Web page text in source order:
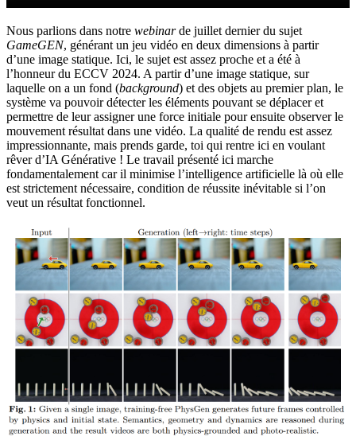
Nous parlions dans notre webinarde juillet dernier du sujet
GameGEN, générant un jeu vidéo en deux dimensions à partir
d’une image statique. Ici, le sujet est assez proche et a été à
l’honneur du ECCV 2024. A partir d’une image statique, sur
laquelle on a un fond (background) et des objets au premier plan, le
système va pouvoir détecter les éléments pouvant se déplacer et
permettre de leur assigner une force initiale pour ensuite observer le
mouvement résultat dans une vidéo. La qualité de rendu est assez
impressionnante, mais prends garde, toi qui rentre ici en voulant
rêver d’IA Générative ! Le travail présenté ici marche
fondamentalement car il minimise l’intelligence artificielle là où elle
est strictement nécessaire, condition de réussite inévitable si l’on
veut un résultat fonctionnel.